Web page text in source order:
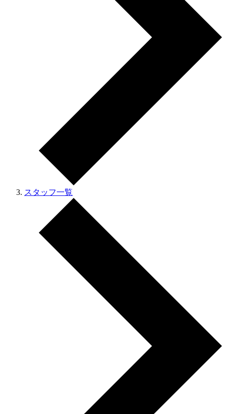
スタッフ一覧